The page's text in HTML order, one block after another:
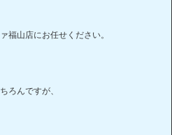
福山店にお任せください。
ろんですが、